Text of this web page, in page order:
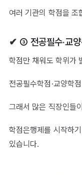
여러 기관의 학점을 조
✔ ③ 전공필수·교양
학점만 채워도 학위가
전공필수학점·교양학
그래서 많은 직장인들이
학점은행제를 시작하
있습니다.